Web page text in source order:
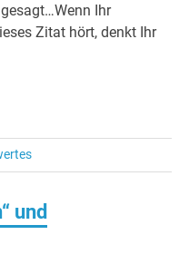
Ihr
Zitat hört, denkt Ihr
und